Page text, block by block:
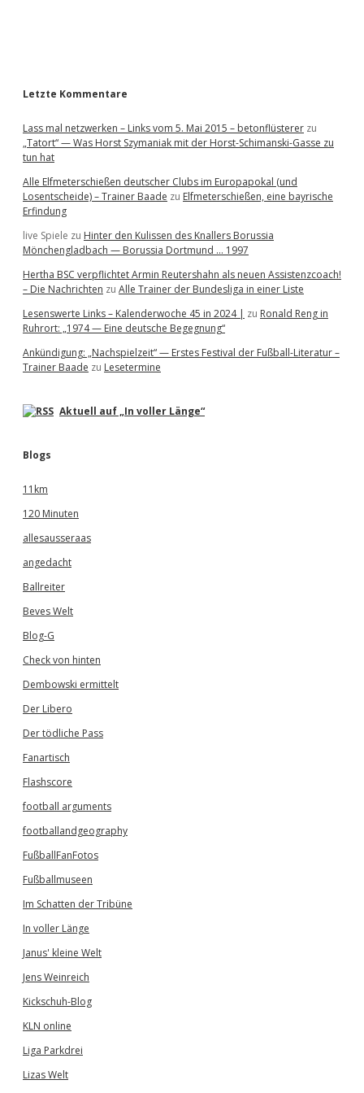
Letzte Kommentare
Lass mal netzwerken – Links vom 5. Mai 2015 – betonflüsterer zu
„Tatort“ — Was Horst Szymaniak mit der Horst-Schimanski-Gasse zu
tun hat
Alle Elfmeterschießen deutscher Clubs im Europapokal (und
Losentscheide) – Trainer Baade zu Elfmeterschießen, eine bayrische
Erfindung
live Spiele zu Hinter den Kulissen des Knallers Borussia
Mönchengladbach — Borussia Dortmund … 1997
Hertha BSC verpflichtet Armin Reutershahn als neuen Assistenzcoach!
– Die Nachrichten zu Alle Trainer der Bundesliga in einer Liste
Lesenswerte Links – Kalenderwoche 45 in 2024 | zu Ronald Reng in
Ruhrort: „1974 — Eine deutsche Begegnung“
Ankündigung: „Nachspielzeit“ — Erstes Festival der Fußball-Literatur –
Trainer Baade zu Lesetermine
Aktuell auf „In voller Länge“
Blogs
11km
120 Minuten
allesausseraas
angedacht
Ballreiter
Beves Welt
Blog-G
Check von hinten
Dembowski ermittelt
Der Libero
Der tödliche Pass
Fanartisch
Flashscore
football arguments
footballandgeography
FußballFanFotos
Fußballmuseen
Im Schatten der Tribüne
In voller Länge
Janus' kleine Welt
Jens Weinreich
Kickschuh-Blog
KLN online
Liga Parkdrei
Lizas Welt